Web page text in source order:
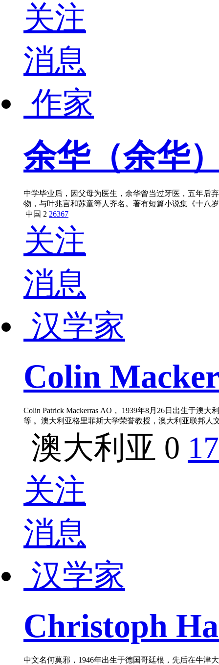
关注
消息
作家
余华（余华
中学毕业后，因父母为医生，余华曾当过牙医，五年后
物，与叶兆言和苏童等人齐名。著有短篇小说集《十八
中国 2 26367
关注
消息
汉学家
Colin
Colin Patrick Mackerras AO， 1939年8月26日出生于澳
等 。澳大利亚格里菲斯大学荣誉教授，澳大利亚联邦
澳大利亚 0
关注
消息
汉学家
Christoph
中文名何莫邪，1946年出生于德国哥廷根，先后在牛津